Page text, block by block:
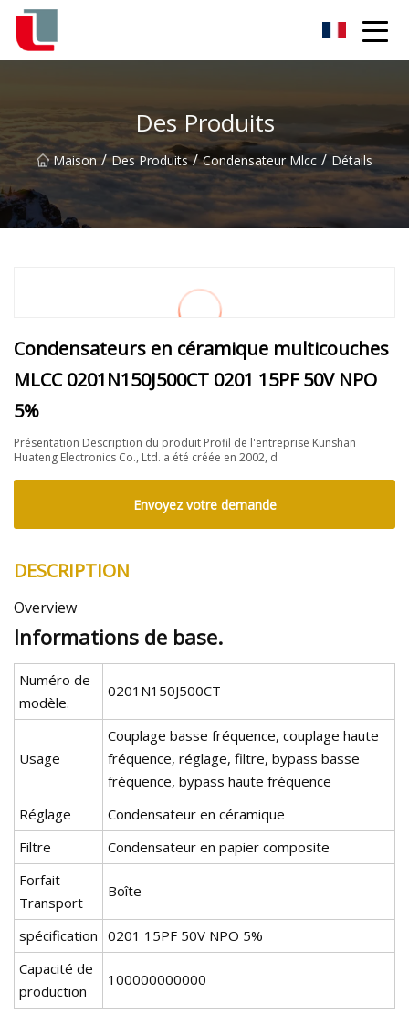
Des Produits
Maison / Des Produits / Condensateur Mlcc / Détails
Condensateurs en céramique multicouches
MLCC 0201N150J500CT 0201 15PF 50V NPO
5%
Présentation Description du produit Profil de l'entreprise Kunshan
Huateng Electronics Co., Ltd. a été créée en 2002, d
Envoyez votre demande
DESCRIPTION
Overview
Informations de base.
Numéro de
modèle.
0201N150J500CT
Usage
Couplage basse fréquence, couplage haute
fréquence, réglage, filtre, bypass basse
fréquence, bypass haute fréquence
Réglage
Condensateur en céramique
Filtre
Condensateur en papier composite
Forfait
Transport
Boîte
spécification 0201 15PF 50V NPO 5%
Capacité de
production
100000000000